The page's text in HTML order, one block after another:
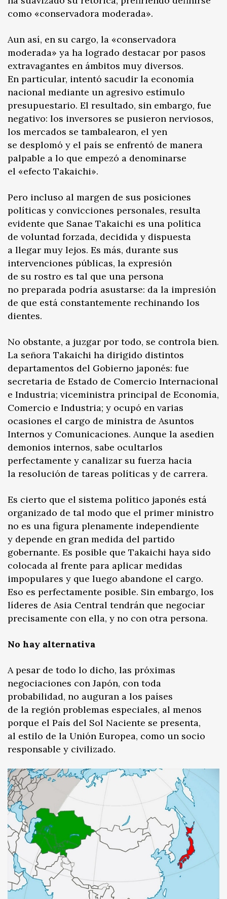
como «conservadora moderada».
Aun así, en su cargo, la «conservadora
moderada» ya ha logrado destacar por pasos
extravagantes en ámbitos muy diversos.
En particular, intentó sacudir la economía
nacional mediante un agresivo estímulo
presupuestario. El resultado, sin embargo, fue
negativo: los inversores se pusieron nerviosos,
los mercados se tambalearon, el yen
se desplomó y el país se enfrentó de manera
palpable a lo que empezó a denominarse
el «efecto Takaichi».
Pero incluso al margen de sus posiciones
políticas y convicciones personales, resulta
evidente que Sanae Takaichi es una política
de voluntad forzada, decidida y dispuesta
a llegar muy lejos. Es más, durante sus
intervenciones públicas, la expresión
de su rostro es tal que una persona
no preparada podría asustarse: da la impresión
de que está constantemente rechinando los
dientes.
No obstante, a juzgar por todo, se controla bien.
La señora Takaichi ha dirigido distintos
departamentos del Gobierno japonés: fue
secretaria de Estado de Comercio Internacional
e Industria; viceministra principal de Economía,
Comercio e Industria; y ocupó en varias
ocasiones el cargo de ministra de Asuntos
Internos y Comunicaciones. Aunque la asedien
demonios internos, sabe ocultarlos
perfectamente y canalizar su fuerza hacia
la resolución de tareas políticas y de carrera.
Es cierto que el sistema político japonés está
organizado de tal modo que el primer ministro
no es una figura plenamente independiente
y depende en gran medida del partido
gobernante. Es posible que Takaichi haya sido
colocada al frente para aplicar medidas
impopulares y que luego abandone el cargo.
Eso es perfectamente posible. Sin embargo, los
líderes de Asia Central tendrán que negociar
precisamente con ella, y no con otra persona.
No hay alternativa
A pesar de todo lo dicho, las próximas
negociaciones con Japón, con toda
probabilidad, no auguran a los países
de la región problemas especiales, al menos
porque el País del Sol Naciente se presenta,
al estilo de la Unión Europea, como un socio
responsable y civilizado.